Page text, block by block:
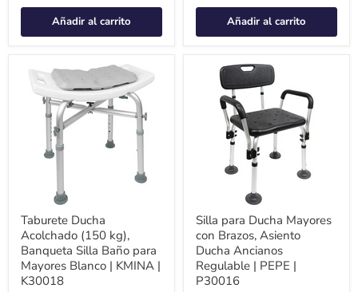
Añadir al carrito Añadir al carrito
Taburete Ducha
Acolchado (150 kg),
Banqueta Silla Baño para
Mayores Blanco | KMINA |
K30018
Silla para Ducha Mayores
con Brazos, Asiento
Ducha Ancianos
Regulable | PEPE |
P30016